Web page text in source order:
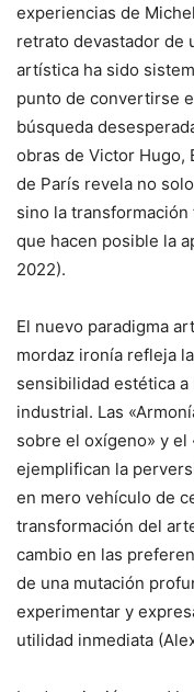
experiencias de
retrato devastador de
artística ha sido
punto de convertirse
búsqueda
obras de Victor Hugo,
de París revela no
sino la
que hacen posible la
2022).
El nuevo paradigma
mordaz ironía refleja
sensibilidad estética
industrial. Las
sobre el oxígeno» y el
ejemplifican la
en mero vehículo de
transformación del
cambio en las
de una mutación
experimentar y
utilidad inmediata